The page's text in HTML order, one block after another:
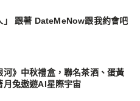
」 跟著 DateMeNow跟我約會吧
河》中秋禮盒，聯名茶酒、蛋黃
月兔遨遊AI星際宇宙